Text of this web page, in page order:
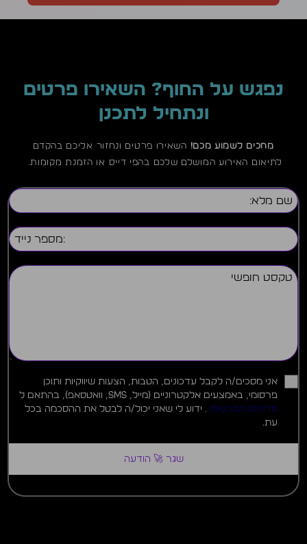
נפגש על החוף? השאירו פרטים
ונתחיל לתכנן
מחכים לשמוע מכם! השאירו פרטים ונחזור אליכם בהקדם
לתיאום האירוע המושלם שלכם בהפי דייס או הזמנת מקומות.
אני מסכים/ה לקבל עדכונים, הטבות, הצעות שיווקיות ותוכן
פרסומי, באמצעים אלקטרוניים (מייל, SMS, וואטסאפ), בהתאם ל
מדיניות הפרטיות
. ידוע לי שאני יכול/ה לבטל את ההסכמה בכל
עת.
שגר 🚀 הודעה